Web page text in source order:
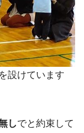
設けています
しでと約束して